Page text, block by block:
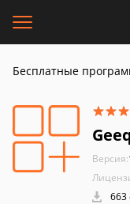
Бесплатные
Версия:
663